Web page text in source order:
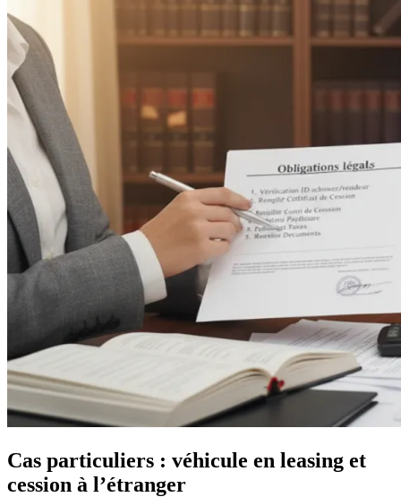
Cas particuliers : véhicule en leasing et
cession à l’étranger